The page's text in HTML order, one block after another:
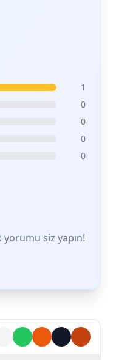
1
0
0
0
0
yorumu siz yapın!